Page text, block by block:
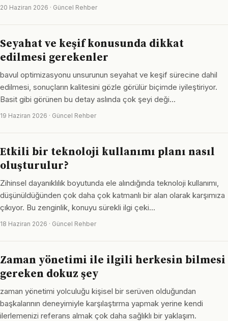
20 Haziran 2026 · Güncel Rehber
Seyahat ve keşif konusunda dikkat
edilmesi gerekenler
bavul optimizasyonu unsurunun seyahat ve keşif sürecine dahil
edilmesi, sonuçların kalitesini gözle görülür biçimde iyileştiriyor.
Basit gibi görünen bu detay aslında çok şeyi deği…
19 Haziran 2026 · Güncel Rehber
Etkili bir teknoloji kullanımı planı nasıl
oluşturulur?
Zihinsel dayanıklılık boyutunda ele alındığında teknoloji kullanımı,
düşünüldüğünden çok daha çok katmanlı bir alan olarak karşımıza
çıkıyor. Bu zenginlik, konuyu sürekli ilgi çeki…
18 Haziran 2026 · Güncel Rehber
Zaman yönetimi ile ilgili herkesin bilmesi
gereken dokuz şey
zaman yönetimi yolculuğu kişisel bir serüven olduğundan
başkalarının deneyimiyle karşılaştırma yapmak yerine kendi
ilerlemenizi referans almak çok daha sağlıklı bir yaklaşım.